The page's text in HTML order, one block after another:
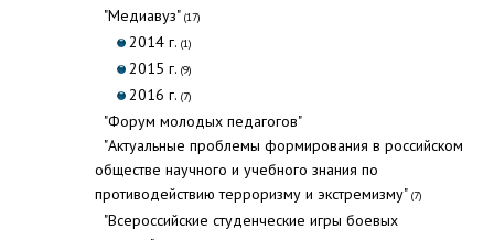
"Медиавуз" (17)
2014 г. (1)
2015 г. (9)
2016 г. (7)
"Форум молодых педагогов"
"Актуальные проблемы формирования в российском
обществе научного и учебного знания по
противодействию терроризму и экстремизму" (7)
"Всероссийские студенческие игры боевых